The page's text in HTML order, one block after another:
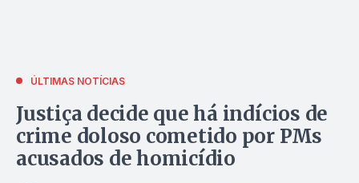
ÚLTIMAS NOTÍCIAS
Justiça decide que há indícios de
crime doloso cometido por PMs
acusados de homicídio